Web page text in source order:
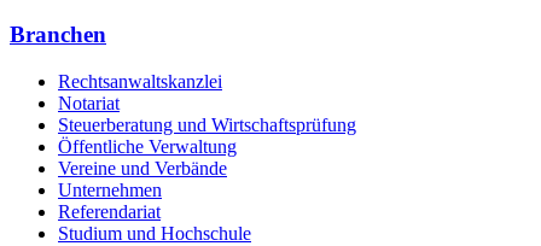
Branchen
Rechtsanwaltskanzlei
Notariat
Steuerberatung und Wirtschaftsprüfung
Öffentliche Verwaltung
Vereine und Verbände
Unternehmen
Referendariat
Studium und Hochschule